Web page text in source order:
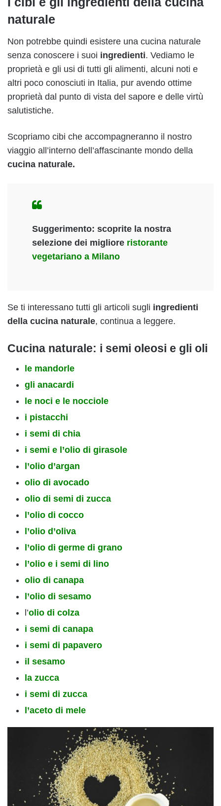
naturale
Non potrebbe quindi esistere una cucina naturale
senza conoscere i suoi ingredienti. Vediamo le
proprietà e gli usi di tutti gli alimenti, alcuni noti e
altri poco conosciuti in Italia, pur avendo ottime
proprietà dal punto di vista del sapore e delle virtù
salutistiche.
Scopriamo cibi che accompagneranno il nostro
viaggio all’interno dell’affascinante mondo della
cucina naturale.
Suggerimento: scoprite la nostra
selezione dei migliore ristorante
vegetariano a Milano
Se ti interessano tutti gli articoli sugli ingredienti
della cucina naturale, continua a leggere.
Cucina naturale: i semi oleosi e gli oli
le mandorle
gli anacardi
le noci e le nocciole
i pistacchi
i semi di chia
i semi e l’olio di girasole
l’olio d’argan
olio di avocado
olio di semi di zucca
l’olio di cocco
l’olio d’oliva
l’olio di germe di grano
l’olio e i semi di lino
olio di canapa
l’olio di sesamo
l’olio di colza
i semi di canapa
i semi di papavero
il sesamo
la zucca
i semi di zucca
l’aceto di mele